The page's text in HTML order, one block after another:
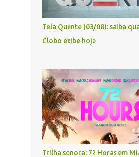
Tela Quente (03/08): saiba
Globo exibe hoje
Trilha sonora: 72 Horas em